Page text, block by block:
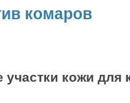
комаров
участ­ки кожи для